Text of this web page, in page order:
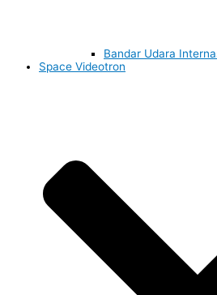
Bandar Udara
Space Videotron